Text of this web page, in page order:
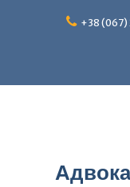
+38